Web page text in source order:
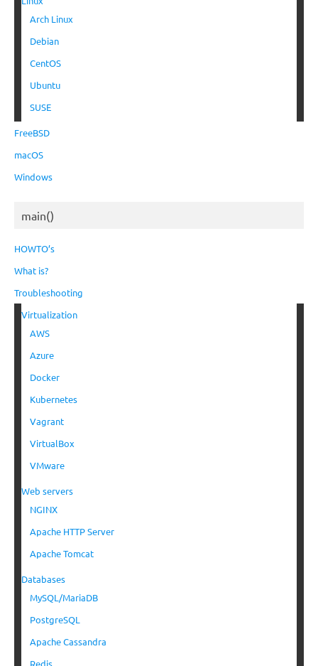
Arch Linux
Debian
CentOS
Ubuntu
SUSE
FreeBSD
macOS
Windows
main()
HOWTO’s
What is?
Troubleshooting
Virtualization
AWS
Azure
Docker
Kubernetes
Vagrant
VirtualBox
VMware
Web servers
NGINX
Apache HTTP Server
Apache Tomcat
Databases
MySQL/MariaDB
PostgreSQL
Apache Cassandra